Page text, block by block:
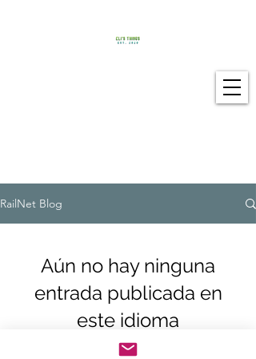
RailNet Blog
Aún no hay ninguna
entrada publicada en
este idioma
Una vez que se publiquen entradas,